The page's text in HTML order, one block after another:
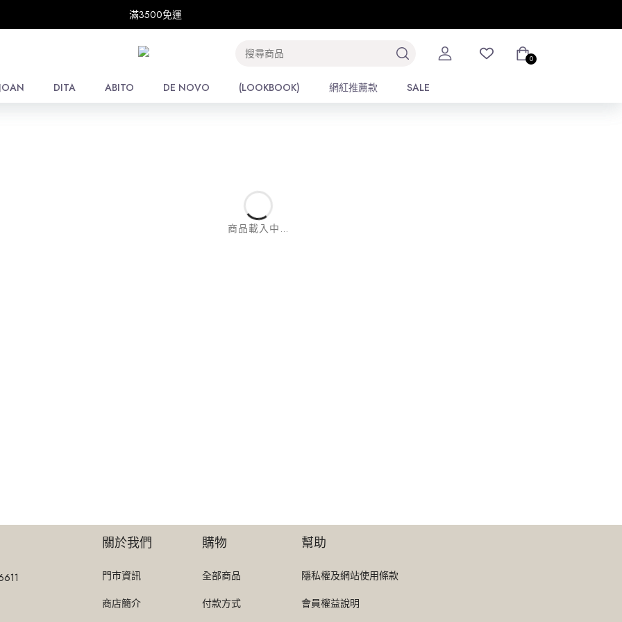
滿3500免運
0
JOAN DITA ABITO DE NOVO (LOOKBOOK) 網紅推薦款 SALE
滿3500免運
0
JOAN DITA ABITO DE NOVO (LOOKBOOK) 網紅推薦款 SALE
每頁 3 4
商品載入中...
關於我們
門市資訊
商店簡介
購物
全部商品
付款方式
幫助
隱私權及網站使用條款
會員權益說明